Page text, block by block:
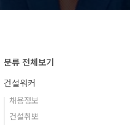
분류 전체보기
건설워커
채용정보
건설취뽀